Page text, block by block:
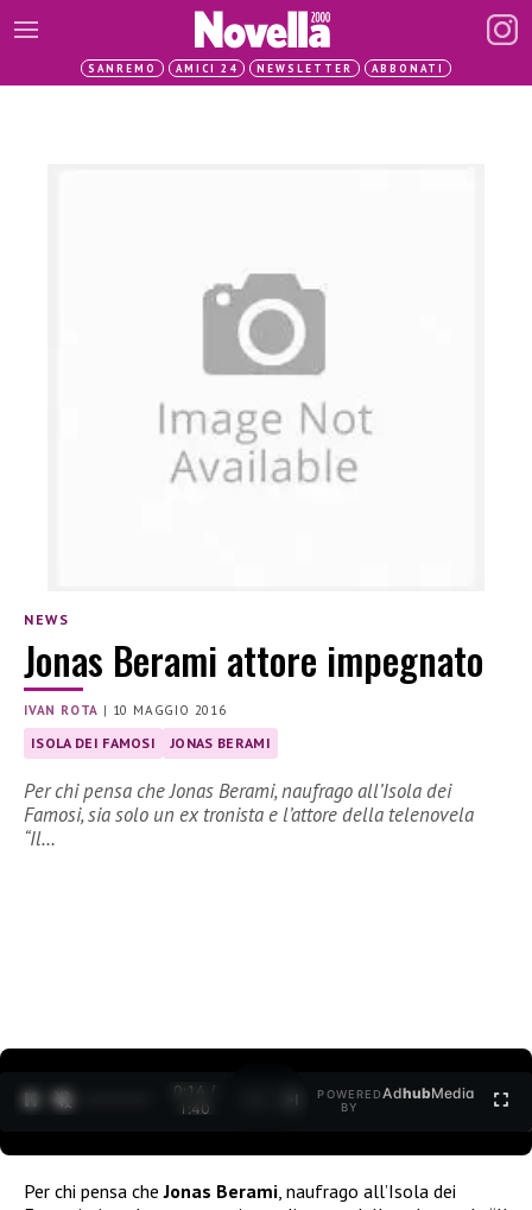
SANREMO AMICI 24 NEWSLETTER ABBONATI
NEWS
Jonas Berami attore impegnato
IVAN ROTA | 10 MAGGIO 2016
ISOLA DEI FAMOSI JONAS BERAMI
Per chi pensa che Jonas Berami, naufrago all’Isola dei
Famosi, sia solo un ex tronista e l’attore della telenovela
“Il…
0:14 /
1:40
POWERED
BY
AdhubMedia
Per chi pensa che Jonas Berami , naufrago all’Isola dei